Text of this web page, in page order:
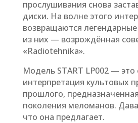
прослушивания снова
диски. На волне этого
возвращаются
из них — возрождённая
«Radiotehnika».
Модель START LP002 — это
интерпретация культовых
прошлого,
поколения меломанов.
что она предлагает.